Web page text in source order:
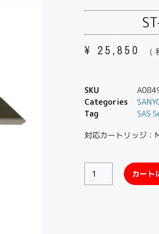
¥ 25,850
SKU
Categories
Tag
SAS
対応カートリッジ：
カート